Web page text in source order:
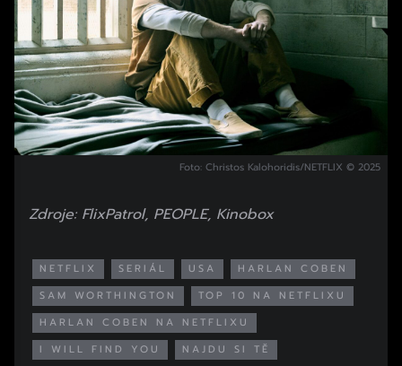
Foto: Christos Kalohoridis/NETFLIX © 2025
Zdroje: FlixPatrol, PEOPLE, Kinobox
NETFLIX SERIÁL USA
HARLAN COBEN
SAM WORTHINGTON
TOP 10 NA NETFLIXU
HARLAN COBEN NA NETFLIXU
I WILL FIND YOU
NAJDU SI TĚ